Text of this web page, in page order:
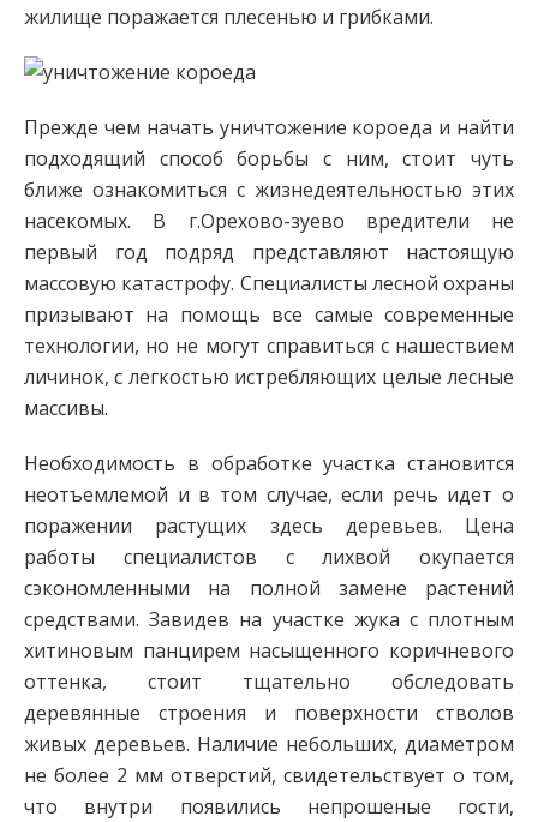
жилище поражается плесенью и грибками.
Прежде чем начать уничтожение короеда и найти
подходящий способ борьбы с ним, стоит чуть
ближе ознакомиться с жизнедеятельностью этих
насекомых. В г.Орехово-зуево вредители не
первый год подряд представляют настоящую
массовую катастрофу. Специалисты лесной охраны
призывают на помощь все самые современные
технологии, но не могут справиться с нашествием
личинок, с легкостью истребляющих целые лесные
массивы.
Необходимость в обработке участка становится
неотъемлемой и в том случае, если речь идет о
поражении растущих здесь деревьев. Цена
работы специалистов с лихвой окупается
сэкономленными на полной замене растений
средствами. Завидев на участке жука с плотным
хитиновым панцирем насыщенного коричневого
оттенка, стоит тщательно обследовать
деревянные строения и поверхности стволов
живых деревьев. Наличие небольших, диаметром
не более 2 мм отверстий, свидетельствует о том,
что внутри появились непрошеные гости,